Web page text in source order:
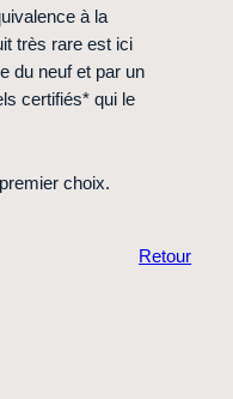
à la
très rare est ici
du neuf et par un
certifiés* qui le
choix.
Retour